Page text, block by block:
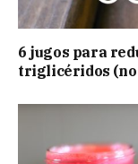
6 jugos para
triglicéridos (no